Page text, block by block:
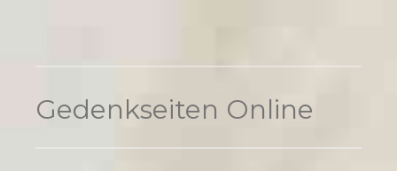
Gedenkseiten Online